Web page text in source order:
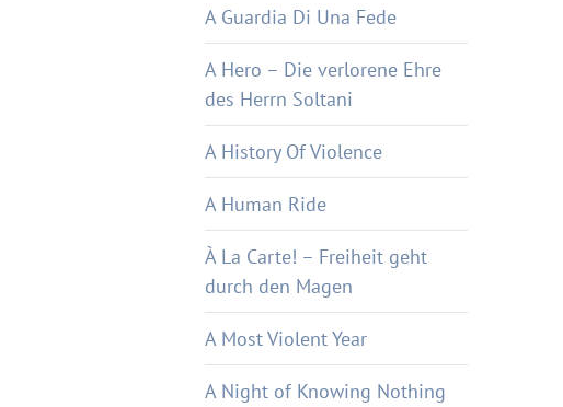
A Guardia Di Una Fede
A Hero – Die verlorene Ehre
des Herrn Soltani
A History Of Violence
A Human Ride
À La Carte! – Freiheit geht
durch den Magen
A Most Violent Year
A Night of Knowing Nothing